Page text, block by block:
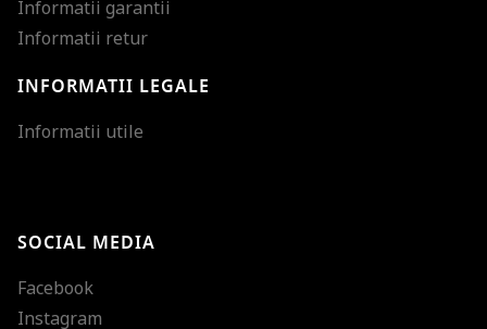
Informatii garantii
Informatii retur
INFORMATII LEGALE
Informatii utile
SOCIAL MEDIA
Facebook
Instagram